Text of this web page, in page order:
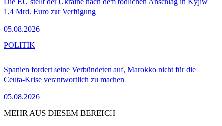
Die EU stellt der Ukraine nach dem tödlichen Anschlag in Kyjiw
1,4 Mrd. Euro zur Verfügung
05.08.2026
Spanien fordert seine Verbündeten auf, Marokko nicht für die
Ceuta-Krise verantwortlich zu machen
05.08.2026
POLITIK
MEHR AUS DIESEM BEREICH